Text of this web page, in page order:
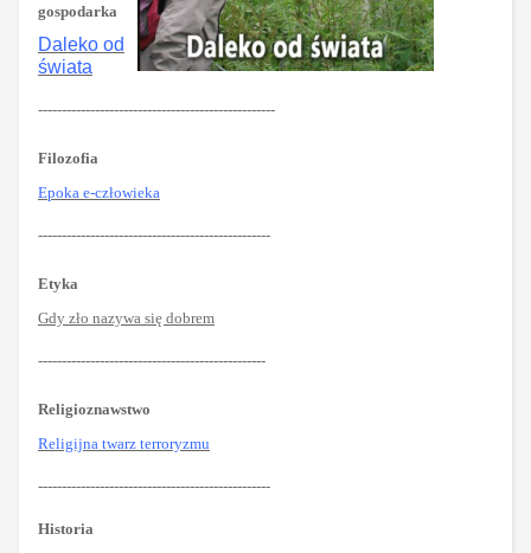
gospodarka
Daleko od
świata
--------------------------------------------------
Filozofia
Epoka e-człowieka
-------------------------------------------------
Etyka
Gdy zło nazywa się dobrem
------------------------------------------------
Religioznawstwo
Religijna twarz terroryzmu
-------------------------------------------------
Historia